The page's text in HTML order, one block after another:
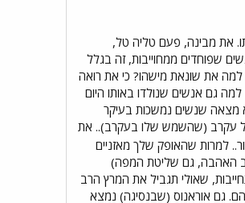
את מבינה, פעם טליה טל,
שפוחדים ממחוייבות, זה בגלל
את שונאת מישהו? כי את רואה
גם אנשים שנולדו באותו היום
מצאה שנשים נמשכות בעיקר
8 (ביתו של העקרב), תיתאהב בגבר מזל עקרב (שהשמש שלו בעקרב).. את
למרות שהאופק שלך מאזניים
הזוגיות, שוכן מאדים, ונוגה (גם כוכב האהבה, גם שליטת המפה)
שאולי תגביל את המרץ הרב
גם אוראנוס (שבנסיגה) נמצא